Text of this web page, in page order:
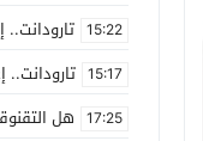
15:22 تارودانت..
15:17 تارودانت..
17:25 هل